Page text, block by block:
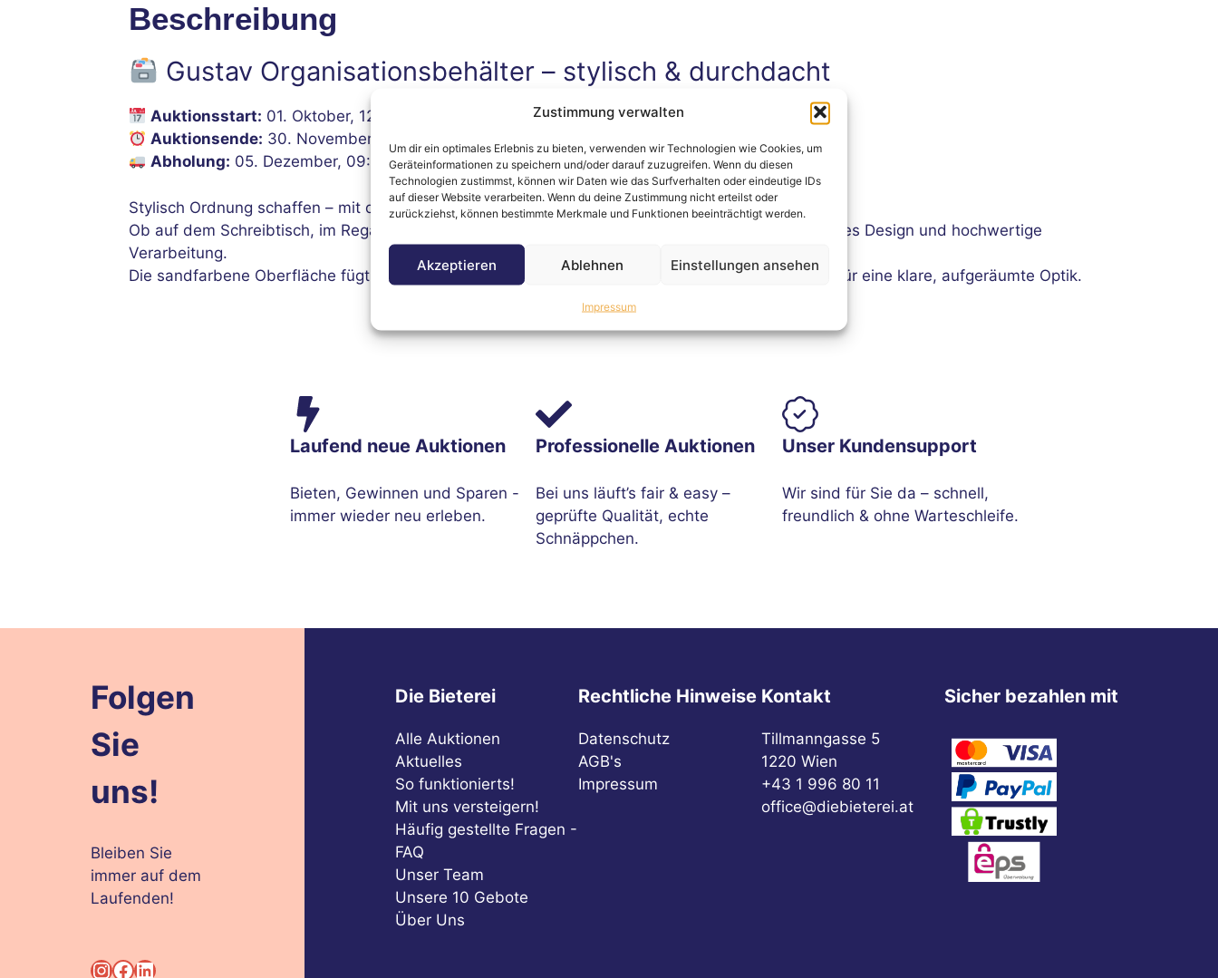
Zustimmung verwalten
Um dir ein optimales Erlebnis zu bieten, verwenden wir Technologien wie Cookies, um
Geräteinformationen zu speichern und/oder darauf zuzugreifen. Wenn du diesen
Technologien zustimmst, können wir Daten wie das Surfverhalten oder eindeutige IDs
auf dieser Website verarbeiten. Wenn du deine Zustimmung nicht erteilst oder
zurückziehst, können bestimmte Merkmale und Funktionen beeinträchtigt werden.
Akzeptieren Ablehnen Einstellungen ansehen
Impressum
Beschreibung
Gustav Organisationsbehälter – stylisch & durchdacht
Auktionsstart: 01. Oktober, 12:00 Uhr
Auktionsende: 30. November, 12:00 Uhr
Abholung: 05. Dezember, 09:00–12:00 Uhr
Stylisch Ordnung schaffen – mit dem kompakten OrganisationsbehälterGustav.
Ob auf dem Schreibtisch, im Regal oder im Homeoffice: Der Behälter überzeugt durch durchdachtes Design und hochwertige
Verarbeitung.
Die sandfarbene Oberfläche fügt sich harmonisch in moderne Arbeitsumgebungen ein und sorgt für eine klare, aufgeräumte Optik.
Laufend neue Auktionen
Bieten, Gewinnen und Sparen -
immer wieder neu erleben.
Professionelle Auktionen
Bei uns läuft’s fair & easy –
geprüfte Qualität, echte
Schnäppchen.
Unser Kundensupport
Wir sind für Sie da – schnell,
freundlich & ohne Warteschleife.
Folgen
Sie
uns!
Bleiben Sie
immer auf dem
Laufenden!
Instagram
Facebook
LinkedIn
Die Bieterei
Alle Auktionen
Aktuelles
So funktionierts!
Mit uns versteigern!
Häufig gestellte Fragen -
FAQ
Unser Team
Unsere 10 Gebote
Über Uns
Rechtliche Hinweise
Datenschutz
AGB's
Impressum
Kontakt
Tillmanngasse 5
1220 Wien
+43 1 996 80 11
office@diebieterei.at
Sicher bezahlen mit